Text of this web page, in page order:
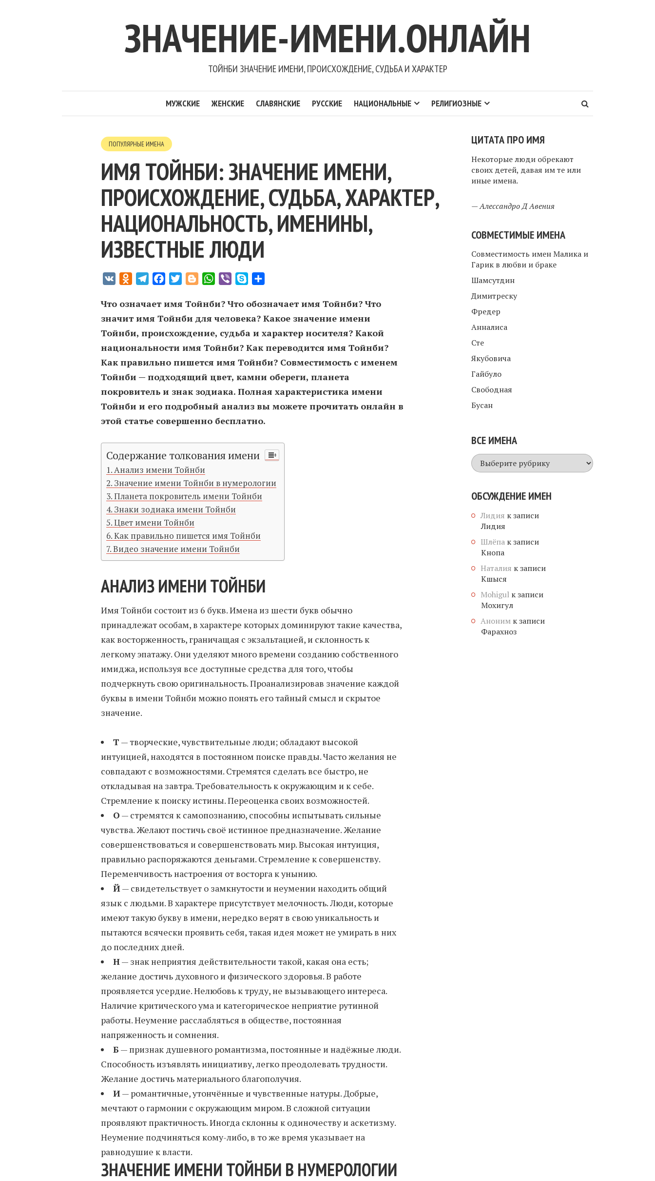
ЗНАЧЕНИЕ-ИМЕНИ.ОНЛАЙН
ТОЙНБИ ЗНАЧЕНИЕ ИМЕНИ, ПРОИСХОЖДЕНИЕ, СУДЬБА И ХАРАКТЕР
МУЖСКИЕ ЖЕНСКИЕ СЛАВЯНСКИЕ РУССКИЕ НАЦИОНАЛЬНЫЕ РЕЛИГИОЗНЫЕ
ПОПУЛЯРНЫЕ ИМЕНА
ИМЯ ТОЙНБИ: ЗНАЧЕНИЕ ИМЕНИ,
ПРОИСХОЖДЕНИЕ, СУДЬБА, ХАРАКТЕР,
НАЦИОНАЛЬНОСТЬ, ИМЕНИНЫ,
ИЗВЕСТНЫЕ ЛЮДИ
VK Odnoklassniki
TelegramFacebookTwitterBloggerWhatsApp
Viber Skype
Что означает имя Тойнби? Что обозначает имя Тойнби? Что
значит имя Тойнби для человека? Какое значение имени
Тойнби, происхождение, судьба и характер носителя? Какой
национальности имя Тойнби? Как переводится имя Тойнби?
Как правильно пишется имя Тойнби? Совместимость c именем
Тойнби — подходящий цвет, камни обереги, планета
покровитель и знак зодиака. Полная характеристика имени
Тойнби и его подробный анализ вы можете прочитать онлайн в
этой статье совершенно бесплатно.
Содержание толкования имени
Анализ имени Тойнби
Значение имени Тойнби в нумерологии
Планета покровитель имени Тойнби
Знаки зодиака имени Тойнби
Цвет имени Тойнби
Как правильно пишется имя Тойнби
Видео значение имени Тойнби
АНАЛИЗ ИМЕНИ ТОЙНБИ
Имя Тойнби состоит из 6 букв. Имена из шести букв обычно
принадлежат особам, в характере которых доминируют такие качества,
как восторженность, граничащая с экзальтацией, и склонность к
легкому эпатажу. Они уделяют много времени созданию собственного
имиджа, используя все доступные средства для того, чтобы
подчеркнуть свою оригинальность. Проанализировав значение каждой
буквы в имени Тойнби можно понять его тайный смысл и скрытое
значение.
Т — творческие, чувствительные люди; обладают высокой
интуицией, находятся в постоянном поиске правды. Часто желания не
совпадают с возможностями. Стремятся сделать все быстро, не
откладывая на завтра. Требовательность к окружающим и к себе.
Стремление к поиску истины. Переоценка своих возможностей.
О — стремятся к самопознанию, способны испытывать сильные
чувства. Желают постичь своё истинное предназначение. Желание
совершенствоваться и совершенствовать мир. Высокая интуиция,
правильно распоряжаются деньгами. Стремление к совершенству.
Переменчивость настроения от восторга к унынию.
Й— свидетельствует о замкнутости и неумении находить общий
язык с людьми. В характере присутствует мелочность. Люди, которые
имеют такую букву в имени, нередко верят в свою уникальность и
пытаются всячески проявить себя, такая идея может не умирать в них
до последних дней.
Н— знак неприятия действительности такой, какая она есть;
желание достичь духовного и физического здоровья. В работе
проявляется усердие. Нелюбовь к труду, не вызывающего интереса.
Наличие критического ума и категорическое неприятие рутинной
работы. Неумение расслабляться в обществе, постоянная
напряженность и сомнения.
Б — признак душевного романтизма, постоянные и надёжные люди.
Способность изъявлять инициативу, легко преодолевать трудности.
Желание достичь материального благополучия.
И— романтичные, утончённые и чувственные натуры. Добрые,
мечтают о гармонии с окружающим миром. В сложной ситуации
проявляют практичность. Иногда склонны к одиночеству и аскетизму.
Неумение подчиняться кому-либо, в то же время указывает на
равнодушие к власти.
ЗНАЧЕНИЕ ИМЕНИ ТОЙНБИ В НУМЕРОЛОГИИ
ЦИТАТА ПРО ИМЯ
Некоторые люди обрекают
своих детей, давая им те или
иные имена.
—Алессандро Д Авения
СОВМЕСТИМЫЕ ИМЕНА
Совместимость имен Малика и
Гарик в любви и браке
Шамсутдин
Димитреску
Фредер
Анналиса
Сте
Якубовича
Гайбуло
Свободная
Бусан
ВСЕ ИМЕНА
Все
имена
ОБСУЖДЕНИЕ ИМЕН
Лидия к записи
Лидия
Шлёпа к записи
Кнопа
Наталия к записи
Кшыся
Mohigul к записи
Мохигул
Аноним к записи
Фарахноз